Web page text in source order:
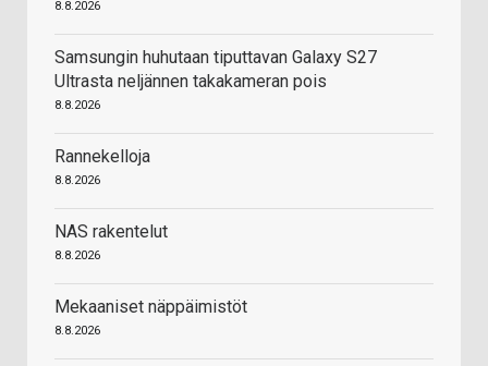
8.8.2026
Samsungin huhutaan tiputtavan Galaxy S27
Ultrasta neljännen takakameran pois
8.8.2026
Rannekelloja
8.8.2026
NAS rakentelut
8.8.2026
Mekaaniset näppäimistöt
8.8.2026